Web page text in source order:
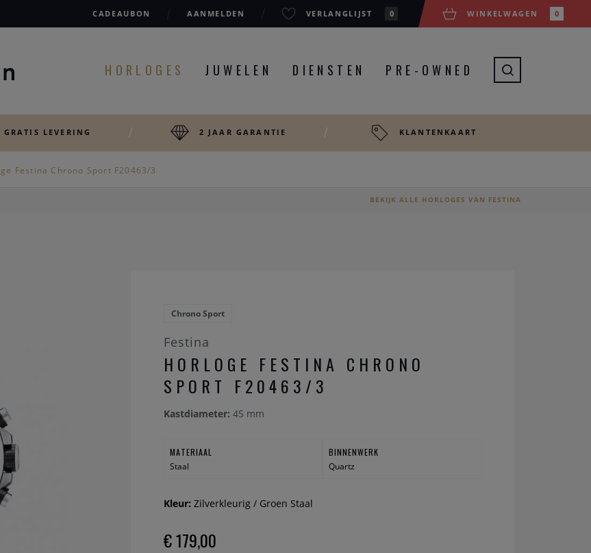
CADEAUBON AANMELDEN VERLANGLIJST 0 WINKELWAGEN 0
HORLOGES JUWELEN DIENSTEN PRE-OWNED
GRATIS LEVERING 2 JAAR GARANTIE KLANTENKAART
Festina Chrono Sport F20463/3
BEKIJK ALLE HORLOGES VAN FESTINA
Chrono Sport
Festina
HORLOGE FESTINA CHRONO
SPORT F20463/3
Kastdiameter: 45 mm
MATERIAAL
Staal
BINNENWERK
Quartz
Kleur: Zilverkleurig / Groen Staal
€ 179,00